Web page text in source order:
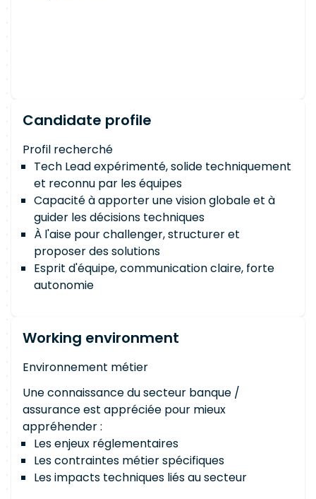
Candidate profile
Profil recherché
Tech Lead expérimenté, solide techniquement
et reconnu par les équipes
Capacité à apporter une vision globale et à
guider les décisions techniques
À l'aise pour challenger, structurer et
proposer des solutions
Esprit d'équipe, communication claire, forte
autonomie
Working environment
Environnement métier
Une connaissance du secteur banque /
assurance est appréciée pour mieux
appréhender :
Les enjeux réglementaires
Les contraintes métier spécifiques
Les impacts techniques liés au secteur